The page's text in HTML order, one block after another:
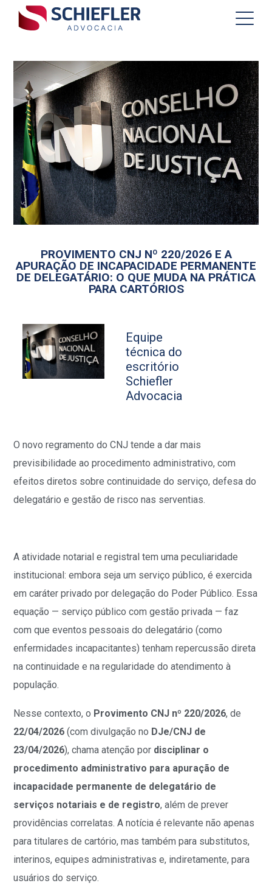
PROVIMENTO CNJ Nº 220/2026 E A
APURAÇÃO DE INCAPACIDADE PERMANENTE
DE DELEGATÁRIO: O QUE MUDA NA PRÁTICA
PARA CARTÓRIOS
Equipe
técnica do
escritório
Schiefler
Advocacia
O novo regramento do CNJ tende a dar mais
previsibilidade ao procedimento administrativo, com
efeitos diretos sobre continuidade do serviço, defesa do
delegatário e gestão de risco nas serventias.
A atividade notarial e registral tem uma peculiaridade
institucional: embora seja um serviço público, é exercida
em caráter privado por delegação do Poder Público. Essa
equação — serviço público com gestão privada — faz
com que eventos pessoais do delegatário (como
enfermidades incapacitantes) tenham repercussão direta
na continuidade e na regularidade do atendimento à
população.
Nesse contexto, o Provimento CNJ nº 220/2026, de
22/04/2026 (com divulgação no DJe/CNJ de
23/04/2026), chama atenção por disciplinar o
procedimento administrativo para apuração de
incapacidade permanente de delegatário de
serviços notariais e de registro, além de prever
providências correlatas. A notícia é relevante não apenas
para titulares de cartório, mas também para substitutos,
interinos, equipes administrativas e, indiretamente, para
usuários do serviço.